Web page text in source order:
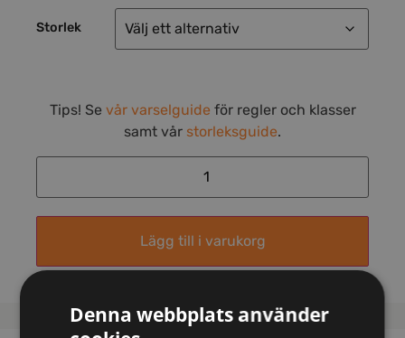
Storlek
Tips! Se vår varselguide för regler och klasser
samt vår storleksguide.
Lägg till i varukorg
Denna webbplats använder